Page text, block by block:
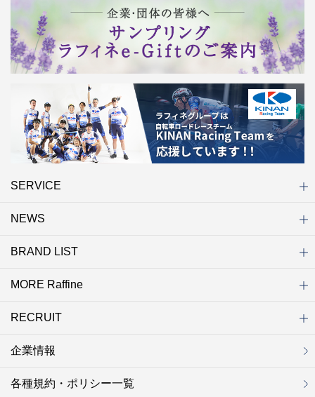
SERVICE
初めての方へ
店舗検索
キャンペーン
ラフィネ マルシェ（通販サイト）
WEB予約
よくある質問（Q&A）
サイトマップ
NEWS
ニュース一覧
お知らせ
オープン
クローズ
リニューアル
その他
BRAND LIST
ブランド一覧
ラフィネ
グランラフィネ
バダンバルー
ラフィネプリュス
プチラフィネ
整体ナチュラルボディ
トータルセラピー
フットデザイン
REFLE（リフレ）
Raffine TOKYO
ラフィネ ランニングスタイル
MORE Raffine
MORE Raffine
ラフィネのこだわり
ラフィネのひみつ
お得で便利なサービス
ラフィネギフト
ラフィネグループアスリート
RECRUIT
セラピスト採用
新卒採用
研修サイト
NOWON!!
企業情報
各種規約・ポリシー一覧